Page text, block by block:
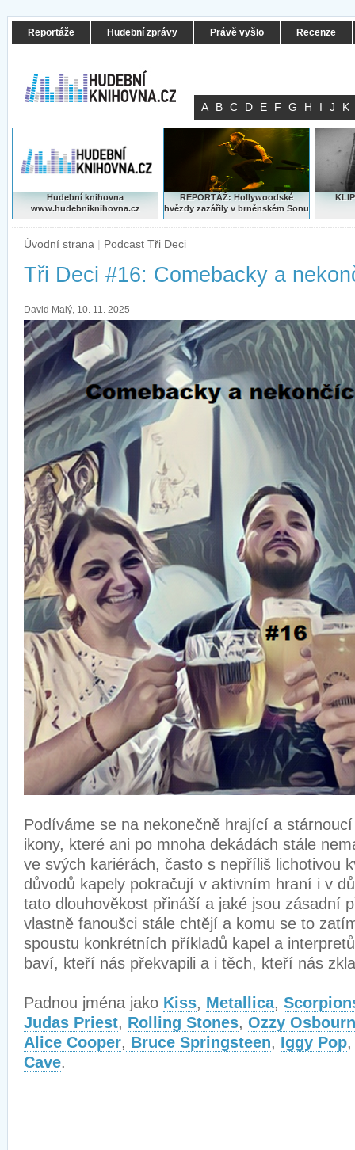
Reportáže Hudební zprávy Právě vyšlo Recenze
A B C D E F G H I J K
Hudební knihovna
www.hudebniknihovna.cz
REPORTÁŽ: Hollywoodské
hvězdy zazářily v brněnském Sonu
Úvodní strana | Podcast Tři Deci
Tři Deci #16: Comebacky a
David Malý, 10. 11. 2025
Podíváme se na nekonečně hrající a
ikony, které ani po mnoha dekádách stále
ve svých kariérách, často s nepříliš lichotivou
důvodů kapely pokračují v aktivním hraní i v
tato dlouhověkost přináší a jaké jsou zásadní
vlastně fanoušci stále chtějí a komu se to
spoustu konkrétních příkladů kapel a
baví, kteří nás překvapili a i těch, kteří nás
Padnou jména jako Kiss, Metallica,
Judas Priest, Rolling Stones, Ozzy
Alice Cooper, Bruce Springsteen, Iggy Pop
Cave.